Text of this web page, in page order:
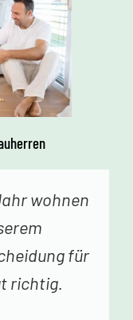
wir den
uns. Vielen
für die